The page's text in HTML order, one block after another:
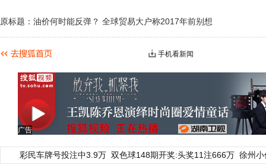
原标题：油价何时能反弹？ 全球贸易大户称2017年前别想
手机看新闻
广告
彩民车牌号投注中3.9万 双色球148期开奖:头奖11注666万 徐州